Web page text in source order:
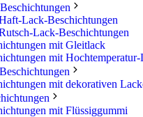
Lack-Beschichtungen
Lack-Beschichtungen
mit Gleitlack
mit
mit dekorativen
mit Flüssiggummi